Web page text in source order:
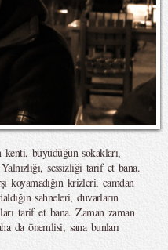
büyüdüğün sokakları,
sessizliği tarif et bana.
koyamadığın krizleri, camdan
sahneleri, duvarların
tarif et bana. Zaman zaman
da önemlisi, sana bunları